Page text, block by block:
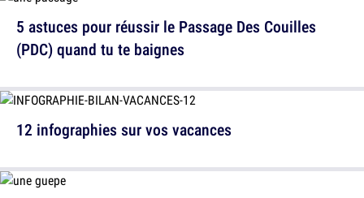
5 astuces pour réussir le Passage Des Couilles
(PDC) quand tu te baignes
12 infographies sur vos vacances